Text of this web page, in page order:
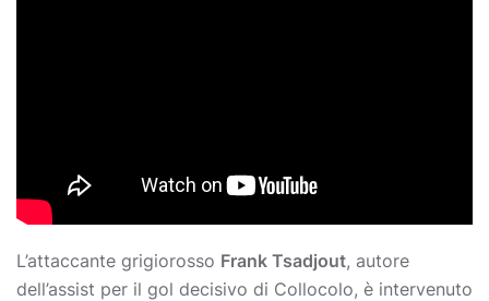
L’attaccante grigiorosso Frank Tsadjout, autore
dell’assist per il gol decisivo di Collocolo, è intervenuto